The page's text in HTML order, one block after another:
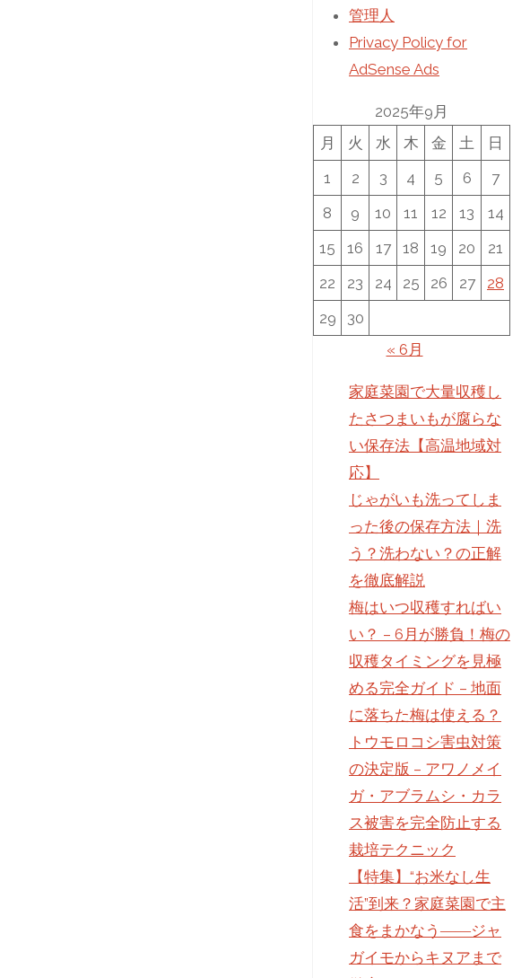
管理人
Privacy Policy for
AdSense Ads
2025年9月
月
火 水 木 金 土
日
1
2 3 4 5 6
7
8
9 10 11 12 13
14
15
16 17 18 19 20
21
22
23 24 25 26 27
28
29
30
« 6月
家庭菜園で大量収穫し
たさつまいもが腐らな
い保存法【高温地域対
応】
じゃがいも洗ってしま
った後の保存方法｜洗
う？洗わない？の正解
を徹底解説
梅はいつ収穫すればい
い？ – 6月が勝負！梅の
収穫タイミングを見極
める完全ガイド – 地面
に落ちた梅は使える？
トウモロコシ害虫対策
の決定版 – アワノメイ
ガ・アブラムシ・カラ
ス被害を完全防止する
栽培テクニック
【特集】“お米なし生
活”到来？家庭菜園で主
食をまかなう――ジャ
ガイモからキヌアまで